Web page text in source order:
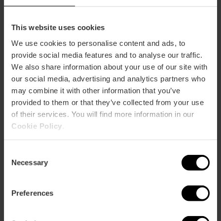
This website uses cookies
We use cookies to personalise content and ads, to
provide social media features and to analyse our traffic.
We also share information about your use of our site with
our social media, advertising and analytics partners who
may combine it with other information that you’ve
provided to them or that they’ve collected from your use
of their services. You will find more information in our
Cookie Policy
Selection
Necessary
Preferences
Mit mehr als 45.000 Exemplaren aus über 500 Arten ist das
Oceanogràfic das größte Aquarium Europas – eine echte
Hommage an die Meere und Ozeane unseres Planeten.
Mehr ansehen